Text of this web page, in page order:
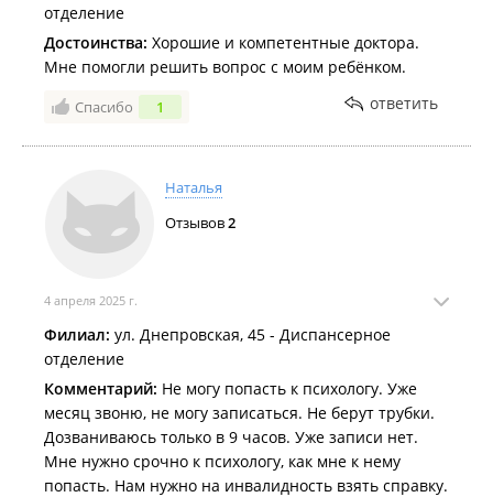
отделение
Достоинства: Хорошие и компетентные доктора.
Мне помогли решить вопрос с моим ребёнком.
Спасибо 1 ответить
Наталья
Отзывов2
4 апреля 2025 г.
Филиал: ул. Днепровская, 45 - Диспансерное
отделение
Комментарий: Не могу попасть к психологу. Уже
месяц звоню, не могу записаться. Не берут трубки.
Дозваниваюсь только в 9 часов. Уже записи нет.
Мне нужно срочно к психологу, как мне к нему
попасть. Нам нужно на инвалидность взять справку.